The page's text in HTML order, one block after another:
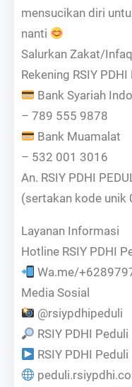
mensucikan diri
nanti
Salurkan Zakat/
Rekening RSIY PDHI
Bank Syariah
– 789 555 9878
Bank Muamalat
– 532 001 3016
An. RSIY PDHI
(sertakan kode unik
Layanan Informasi
Hotline RSIY PDHI
Wa.me/
Media Sosial
@rsiypdhipeduli
RSIY PDHI Peduli
RSIY PDHI Peduli